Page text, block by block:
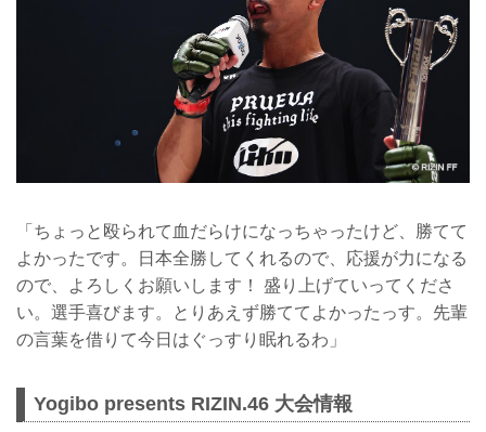
「ちょっと殴られて血だらけになっちゃったけど、勝てて
よかったです。日本全勝してくれるので、応援が力になる
ので、よろしくお願いします！ 盛り上げていってくださ
い。選手喜びます。とりあえず勝ててよかったっす。先輩
の言葉を借りて今日はぐっすり眠れるわ」
Yogibo presents RIZIN.46 大会情報